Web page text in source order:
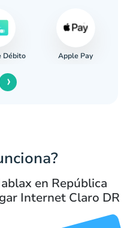
Débito Apple Pay
›
en República
Internet Claro DR